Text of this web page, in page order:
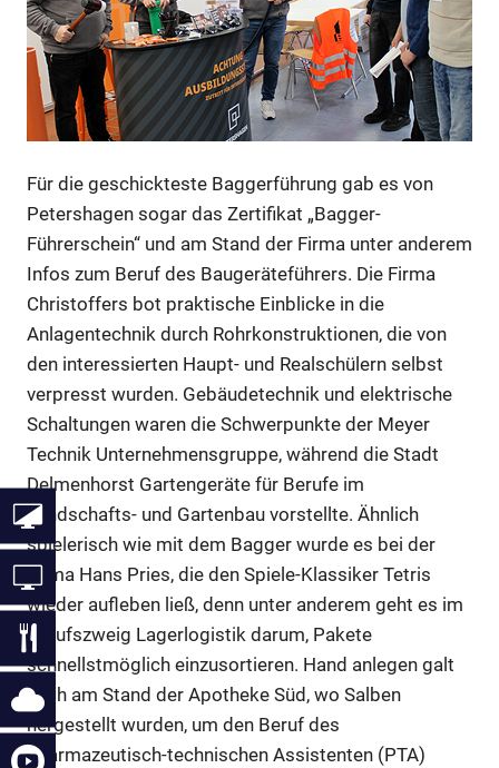
Für die geschickteste Baggerführung gab es von
Petershagen sogar das Zertifikat „Bagger-
Führerschein“ und am Stand der Firma unter anderem
Infos zum Beruf des Baugeräteführers. Die Firma
Christoffers bot praktische Einblicke in die
Anlagentechnik durch Rohrkonstruktionen, die von
den interessierten Haupt- und Realschülern selbst
verpresst wurden. Gebäudetechnik und elektrische
Schaltungen waren die Schwerpunkte der Meyer
Technik Unternehmensgruppe, während die Stadt
Delmenhorst Gartengeräte für Berufe im
Landschafts- und Gartenbau vorstellte. Ähnlich
spielerisch wie mit dem Bagger wurde es bei der
Firma Hans Pries, die den Spiele-Klassiker Tetris
wieder aufleben ließ, denn unter anderem geht es im
Berufszweig Lagerlogistik darum, Pakete
schnellstmöglich einzusortieren. Hand anlegen galt
auch am Stand der Apotheke Süd, wo Salben
hergestellt wurden, um den Beruf des
pharmazeutisch-technischen Assistenten (PTA)